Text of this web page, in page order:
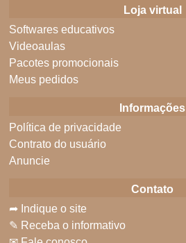
Loja virtual
Softwares educativos
Videoaulas
Pacotes promocionais
Meus pedidos
Informações
Política de privacidade
Contrato do usuário
Anuncie
Contato
➦ Indique o site
✎ Receba o informativo